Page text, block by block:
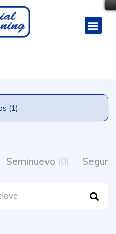
Filtros (1)
Seminuevo (0)